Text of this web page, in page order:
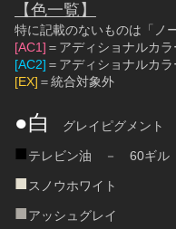
【色一覧】
特に記載のないものは「ノ
[AC1] ＝アディショナルカラ
[AC2] ＝アディショナルカラ
[EX] ＝統合対象外
●白 グレイピグメント
■テレビン油　－　60ギル
■ スノウホワイト
■アッシュグレイ